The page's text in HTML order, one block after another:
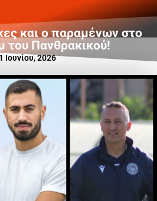
και ο παραμένων στο
του Πανθρακικού!
Ιουνίου, 2026